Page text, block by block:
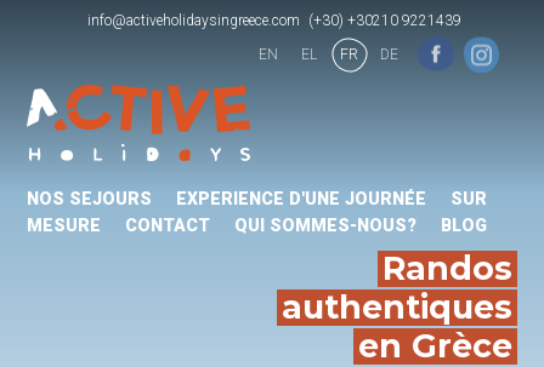
info@activeholidaysingreece.com
(+30) +30210 9221439
EN
EL FR DE
NOS SEJOURS EXPERIENCE D'UNE JOURNÉE
SUR
MESURE
CONTACT QUI SOMMES-NOUS? BLOG
Randos
authentiques
en Grèce